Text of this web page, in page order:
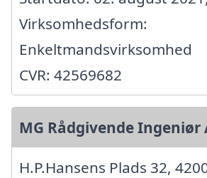
Virksomhedsform:
Enkeltmandsvirksomhed
CVR: 42569682
MG Rådgivende Ingeniør
H.P.Hansens Plads 32,